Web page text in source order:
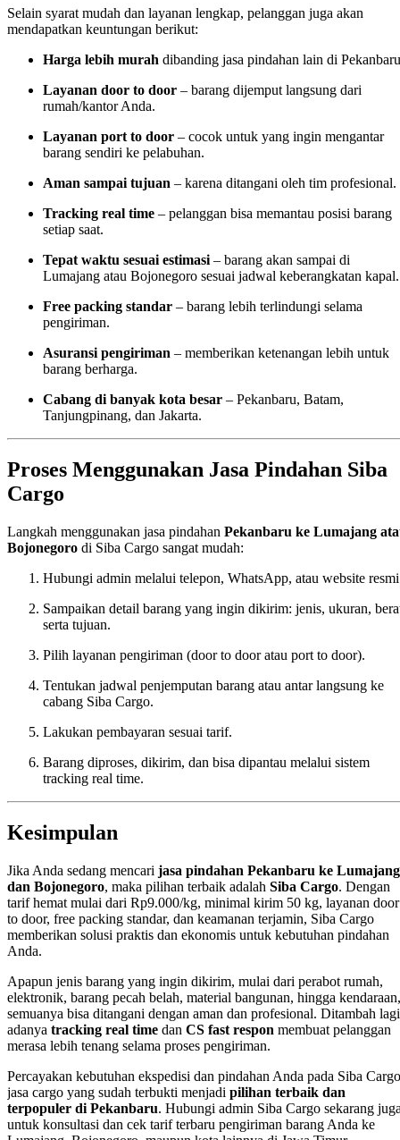
Selain syarat mudah dan layanan lengkap, pelanggan juga akan
mendapatkan keuntungan berikut:
Harga lebih murah dibanding jasa pindahan lain di
Layanan door to door – barang dijemput langsung dari
rumah/kantor Anda.
Layanan port to door – cocok untuk yang ingin mengantar
barang sendiri ke pelabuhan.
Aman sampai tujuan – karena ditangani oleh tim profesional.
Tracking real time – pelanggan bisa memantau posisi barang
setiap saat.
Tepat waktu sesuai estimasi – barang akan sampai di
Lumajang atau Bojonegoro sesuai jadwal keberangkatan kapal.
Free packing standar – barang lebih terlindungi selama
pengiriman.
Asuransi pengiriman – memberikan ketenangan lebih untuk
barang berharga.
Cabang di banyak kota besar – Pekanbaru, Batam,
Tanjungpinang, dan Jakarta.
Proses Menggunakan Jasa Pindahan Siba
Cargo
Langkah menggunakan jasa pindahan Pekanbaru ke Lumajang
Bojonegoro di Siba Cargo sangat mudah:
Hubungi admin melalui telepon, WhatsApp, atau website
Sampaikan detail barang yang ingin dikirim: jenis, ukuran,
serta tujuan.
Pilih layanan pengiriman (door to door atau port to door).
Tentukan jadwal penjemputan barang atau antar langsung ke
cabang Siba Cargo.
Lakukan pembayaran sesuai tarif.
Barang diproses, dikirim, dan bisa dipantau melalui sistem
tracking real time.
Kesimpulan
Jika Anda sedang mencari jasa pindahan Pekanbaru ke Lumajang
dan Bojonegoro, maka pilihan terbaik adalah Siba Cargo. Dengan
tarif hemat mulai dari Rp9.000/kg, minimal kirim 50 kg, layanan door
to door, free packing standar, dan keamanan terjamin, Siba Cargo
memberikan solusi praktis dan ekonomis untuk kebutuhan pindahan
Anda.
Apapun jenis barang yang ingin dikirim, mulai dari perabot rumah,
elektronik, barang pecah belah, material bangunan, hingga kendaraan,
semuanya bisa ditangani dengan aman dan profesional. Ditambah
adanya tracking real time dan CS fast respon membuat pelanggan
merasa lebih tenang selama proses pengiriman.
Percayakan kebutuhan ekspedisi dan pindahan Anda pada Siba
jasa cargo yang sudah terbukti menjadi pilihan terbaik dan
terpopuler di Pekanbaru. Hubungi admin Siba Cargo sekarang
untuk konsultasi dan cek tarif terbaru pengiriman barang Anda ke